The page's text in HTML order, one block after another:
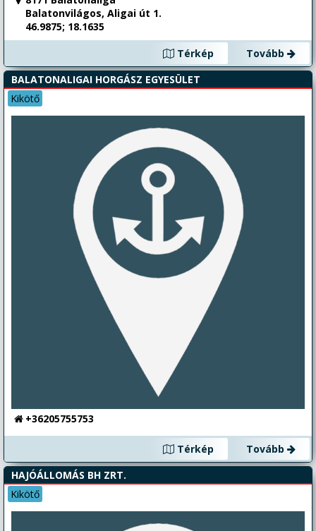
Balatonvilágos, Aligai út 1.
46.9875; 18.1635
Térkép
Tovább
BALATONALIGAI HORGÁSZ EGYESÜLET
Kikötő
+36205755753
Térkép
Tovább
HAJÓÁLLOMÁS BH ZRT.
Kikötő